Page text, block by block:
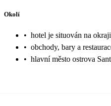
Okolí
• hotel je situován na
• obchody, bary a
• hlavní město ostrova